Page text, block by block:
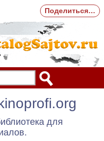
для
Поделиться…